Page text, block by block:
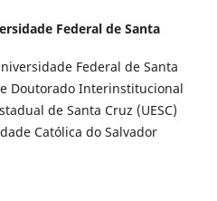
Federal de Santa
Federal de Santa
Doutorado Interinstitucional
de Santa Cruz (UESC)
Católica do Salvador